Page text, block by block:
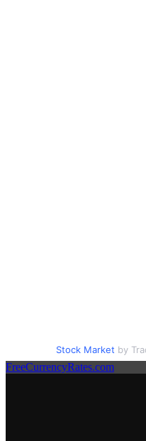
Stock Market by
FreeCurrencyRates.com